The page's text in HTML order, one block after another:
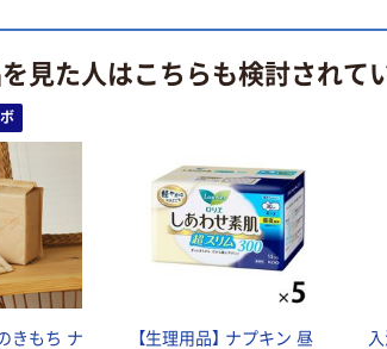
見た人はこちらも検討されて
きもち ナ
【生理用品】 ナプキン 昼